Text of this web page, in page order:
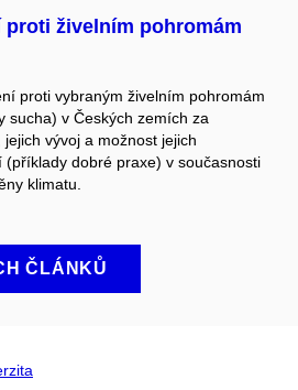
živelním pohromám
proti vybraným živelním pohromám
sucha) v Českých zemích za
vývoj a možnost jejich
dobré praxe) v současnosti
klimatu.
ČLÁNKŮ